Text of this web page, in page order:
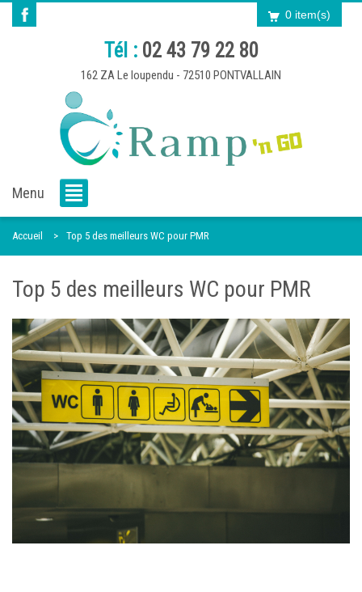
0 item(s)
Tél : 02 43 79 22 80
162 ZA Le loupendu - 72510 PONTVALLAIN
Menu
Accueil Top 5 des meilleurs WC pour PMR
Top 5 des meilleurs WC pour PMR